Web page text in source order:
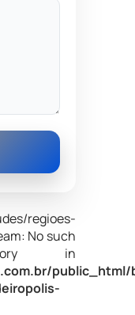
regioes-
No such
in
public_html/